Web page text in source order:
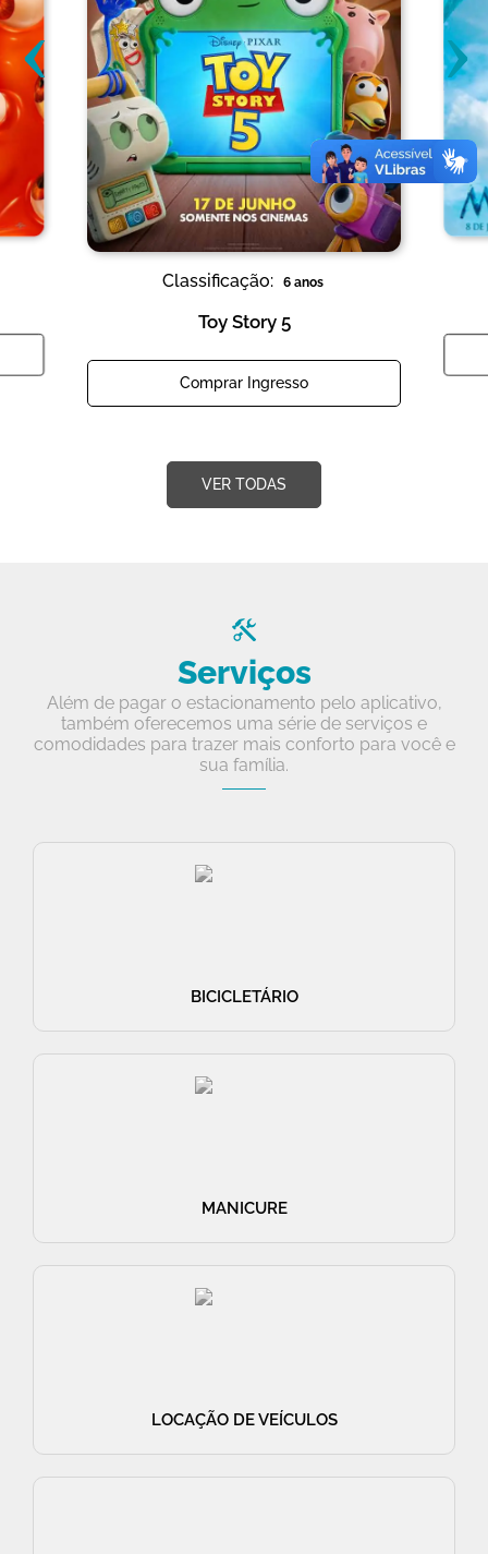
Classificação: 6 anos
Toy Story 5
Comprar Ingresso
‹ ›
VER TODAS
Serviços
Além de pagar o estacionamento pelo aplicativo,
também oferecemos uma série de serviços e
comodidades para trazer mais conforto para você e
sua família.
BICICLETÁRIO
MANICURE
LOCAÇÃO DE VEÍCULOS